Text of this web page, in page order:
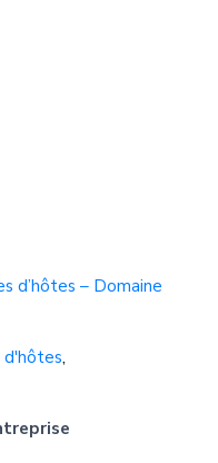
d’hôtes – Domaine
d'hôtes,